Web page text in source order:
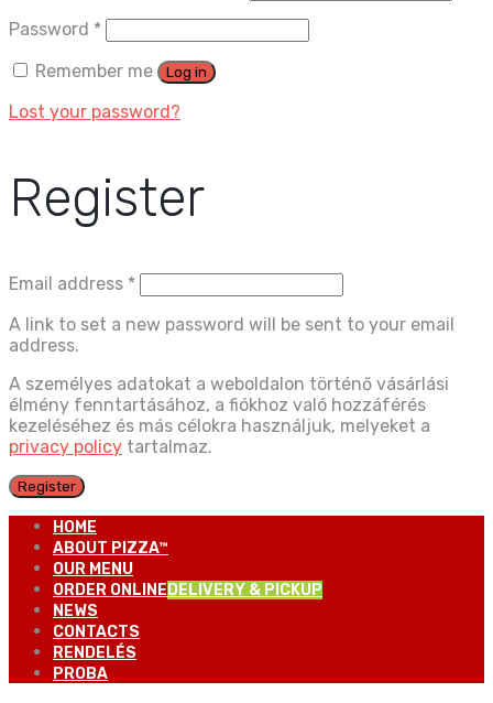
Password *
Remember me
Log in
Lost your password?
Register
Email address *
A link to set a new password will be sent to your email
address.
A személyes adatokat a weboldalon történő vásárlási
élmény fenntartásához, a fiókhoz való hozzáférés
kezeléséhez és más célokra használjuk, melyeket a
privacy policy tartalmaz.
Register
HOME
ABOUT PIZZA™
OUR MENU
ORDER ONLINE DELIVERY & PICKUP
NEWS
CONTACTS
RENDELÉS
PROBA